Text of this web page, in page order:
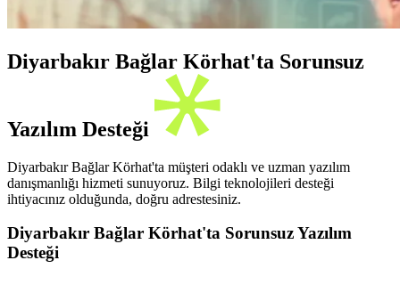
Diyarbakır Bağlar Körhat'ta Sorunsuz
Yazılım Desteği
Diyarbakır Bağlar Körhat'ta müşteri odaklı ve uzman yazılım
danışmanlığı hizmeti sunuyoruz. Bilgi teknolojileri desteği
ihtiyacınız olduğunda, doğru adrestesiniz.
Diyarbakır Bağlar Körhat'ta Sorunsuz Yazılım
Desteği